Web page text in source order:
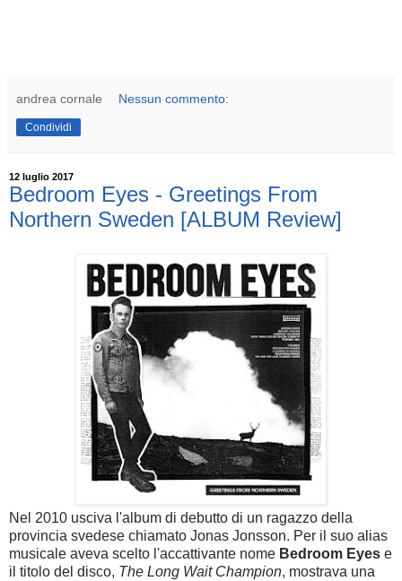
andrea cornale Nessun commento:
Condividi
12 luglio 2017
Bedroom Eyes - Greetings From
Northern Sweden [ALBUM Review]
Nel 2010 usciva l'album di debutto di un ragazzo della
provincia svedese chiamato Jonas Jonsson. Per il suo alias
musicale aveva scelto l'accattivante nome Bedroom Eyes e
il titolo del disco, The Long Wait Champion, mostrava una